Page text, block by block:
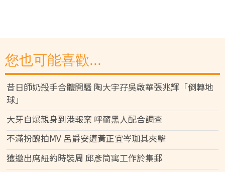
您也可能喜歡...
昔日師奶殺手合體開騷 陶大宇孖吳啟華張兆輝「倒轉地
球」
大牙自爆親身到港報案 呼籲黑人配合調查
不滿扮醜拍MV 呂爵安遭黃正宜岑珈其夾擊
獲邀出席紐約時裝周 邱彥筒寓工作於集郵